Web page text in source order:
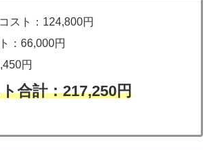
スト：124,800円
：66,000円
円
合計：217,250円